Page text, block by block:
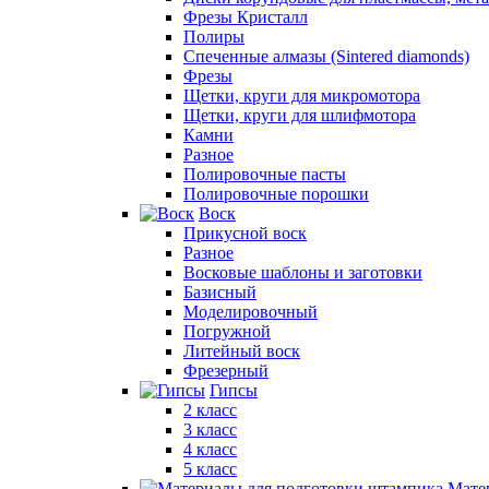
Фрезы Кристалл
Полиры
Спеченные алмазы (Sintered diamonds)
Фрезы
Щетки, круги для микромотора
Щетки, круги для шлифмотора
Камни
Разное
Полировочные пасты
Полировочные порошки
Воск
Прикусной воск
Разное
Восковые шаблоны и заготовки
Базисный
Моделировочный
Погружной
Литейный воск
Фрезерный
Гипсы
2 класс
3 класс
4 класс
5 класс